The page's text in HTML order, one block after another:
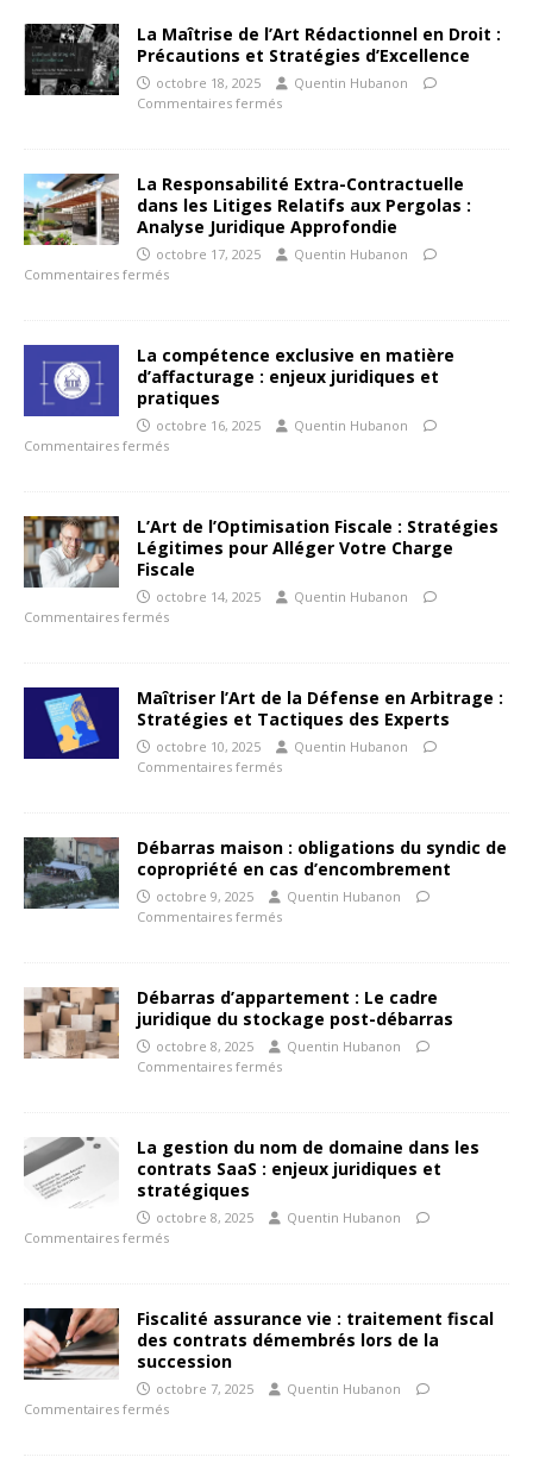
La Maîtrise de l’Art Rédactionnel en Droit :
Précautions et Stratégies d’Excellence
octobre 18, 2025
Quentin Hubanon
Commentaires fermés
La Responsabilité Extra-Contractuelle
dans les Litiges Relatifs aux Pergolas :
Analyse Juridique Approfondie
octobre 17, 2025
Quentin Hubanon
Commentaires fermés
La compétence exclusive en matière
d’affacturage : enjeux juridiques et
pratiques
octobre 16, 2025
Quentin Hubanon
Commentaires fermés
L’Art de l’Optimisation Fiscale : Stratégies
Légitimes pour Alléger Votre Charge
Fiscale
octobre 14, 2025
Quentin Hubanon
Commentaires fermés
Maîtriser l’Art de la Défense en Arbitrage :
Stratégies et Tactiques des Experts
octobre 10, 2025
Quentin Hubanon
Commentaires fermés
Débarras maison : obligations du syndic de
copropriété en cas d’encombrement
octobre 9, 2025
Quentin Hubanon
Commentaires fermés
Débarras d’appartement : Le cadre
juridique du stockage post-débarras
octobre 8, 2025
Quentin Hubanon
Commentaires fermés
La gestion du nom de domaine dans les
contrats SaaS : enjeux juridiques et
stratégiques
octobre 8, 2025
Quentin Hubanon
Commentaires fermés
Fiscalité assurance vie : traitement fiscal
des contrats démembrés lors de la
succession
octobre 7, 2025
Quentin Hubanon
Commentaires fermés